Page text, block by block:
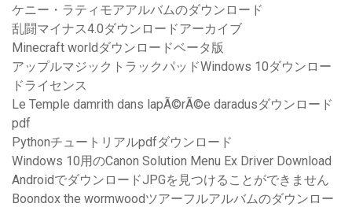
ケニー・ラティモアアルバムのダウンロード
乱闘マイナス4.0ダウンロードアーカイブ
Minecraft worldダウンロードベータ版
アップルマジックトラックパッドWindows 10ダウンロー
ドライセンス
Le Temple damrith dans lapÃ©rÃ©e daradusダウンロード
pdf
Pythonチュートリアルpdfダウンロード
Windows 10用のCanon Solution Menu Ex Driver Download
AndroidでダウンロードJPGを見つけることができません
Boondox the wormwoodツアーフルアルバムのダウンロー